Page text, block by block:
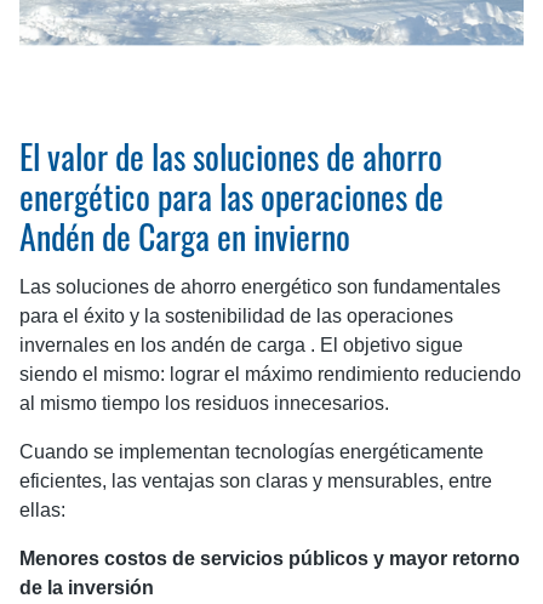
El valor de las soluciones de ahorro
energético para las operaciones de
Andén de Carga en invierno
Las soluciones de ahorro energético son fundamentales
para el éxito y la sostenibilidad de las operaciones
invernales en los andén de carga . El objetivo sigue
siendo el mismo: lograr el máximo rendimiento reduciendo
al mismo tiempo los residuos innecesarios.
Cuando se implementan tecnologías energéticamente
eficientes, las ventajas son claras y mensurables, entre
ellas:
Menores costos de servicios públicos y mayor retorno
de la inversión